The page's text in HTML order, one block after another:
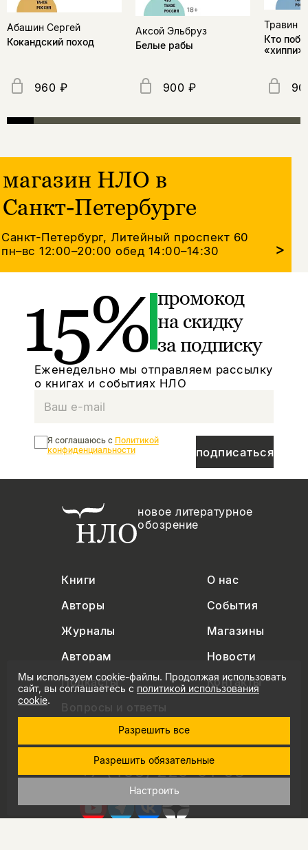
Абашин Сергей
Кокандский поход
960 ₽
Аксой Эльбруз
Белые рабы
900 ₽
Травин
Кто
«хиппи»
магазин НЛО в
Санкт-Петербурге
Санкт-Петербург, Литейный проспект 60
пн–вс 12:00–20:00обед 14:00–14:30 >
15% промокод
на скидку
за подписку
Еженедельно мы отправляем рассылку
о книгах и событиях НЛО
подписаться
Я соглашаюсь с Политикой
конфиденциальности
новое литературное
обозрение
Книги
О нас
Авторы
События
Журналы
Магазины
Авторам
Новости
Подкасты
Контакты
Вопросы и ответы
+7 (495) 229-91-03
info@nlobooks.ru
Мы используем cookie-файлы. Продолжая использовать
сайт, вы соглашаетесь с политикой использования
cookie.
Разрешить все
Разрешить обязательные
Настроить